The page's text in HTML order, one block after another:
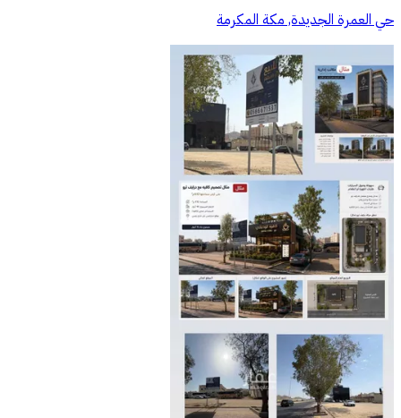
حي العمرة الجديدة, مكة المكرمة